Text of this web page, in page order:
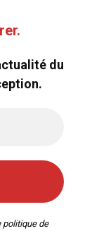
du
politique de